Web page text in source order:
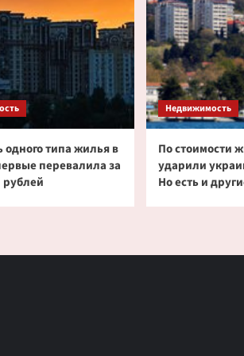
одного типа жилья в
перевалила за
Недвижимость
По стоимости
ударили
Но есть и